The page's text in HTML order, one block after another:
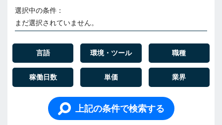
選択中の条件：
まだ選択されていません。
言語 環境・ツール 職種
稼働日数 単価 業界
上記の条件で検索する